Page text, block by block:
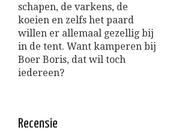
schapen, de varkens, de
koeien en zelfs het paard
willen er allemaal gezellig bij
in de tent. Want kamperen bij
Boer Boris, dat wil toch
iedereen?
Recensie